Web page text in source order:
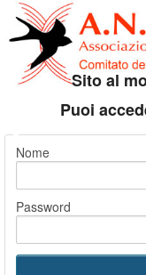
Sito al
Puoi
Nome
Password